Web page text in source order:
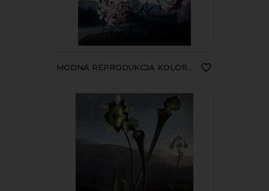
MODNA REPRODUKCJA KOLOROWE KWIATY